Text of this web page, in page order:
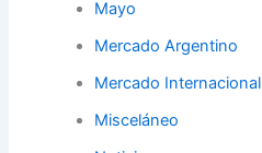
Mayo
Mercado Argentino
Mercado Internacional
Misceláneo